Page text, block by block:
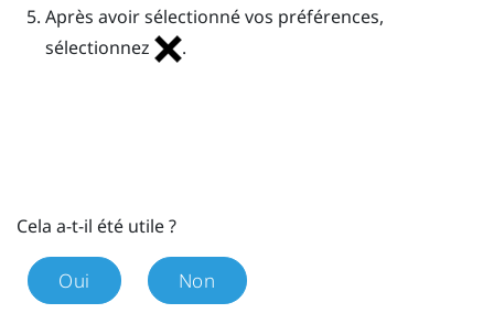
Après avoir sélectionné vos préférences,
sélectionnez
.
Cela a-t-il été utile ?
Oui Non